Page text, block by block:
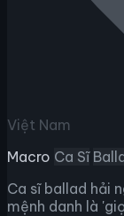
Việt Nam
Macro Ca Sĩ
Ca sĩ ballad hải
mệnh danh là